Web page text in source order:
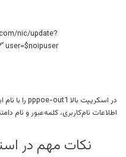
nic/update?
user=$noipuser
در اسکریپت بالا pppoe-out1 را با نام اینترفیس خروجی اینترنت خود جایگزین کنید.
اطلاعات نام‌کاربری، کلمه‌عبور و نام
نکات مهم در